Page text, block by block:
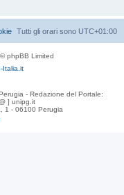
Tutti gli orari sono UTC+01:00
phpBB Limited
Italia.it
- Redazione del Portale:
] unipg.it
1 - 06100 Perugia